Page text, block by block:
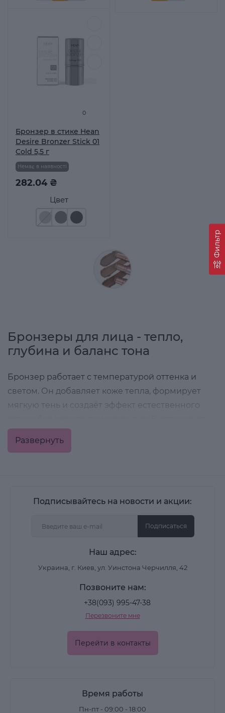
Фильтр
0
Бронзер в стике Hean
Desire Bronzer Stick 01
Cold 5,5 г
Цвет
282.04 ₴
Немає в наявності
Бронзеры для лица - тепло,
глубина и баланс тона
Бронзер работает с температурой оттенка и
светом. Он добавляет коже тепла, формирует
мягкую тень и создаёт эффект естественного
контуринга, который имитирует холодную тень,
бронзер подчёркивает черты лица тёплым
выравнивания тона и убирает эффект "плоского"
сухие бронзеры - универсальны, хорошо
наслаиваются и подходят для жирной и
комбинированной кожи;
кремовые - дают более мягкий переход и
комфортны для сухой кожи;
матовые - создают естественный эффект
без блеска;
световой акцент.
Развернуть
Подписывайтесь на новости и акции:
Подписаться
Наш адрес:
Украина, г. Киев, ул. Уинстона Черчилля, 42
Позвоните нам:
+38(093) 995-47-38
Перезвоните мне
Перейти в контакты
Время работы
Пн-пт - 09:00 - 18:00